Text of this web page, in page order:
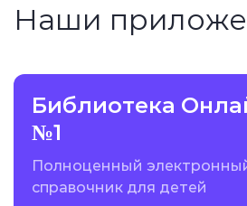
Наши
Библиотека
№1
Полноценный
справочник для детей